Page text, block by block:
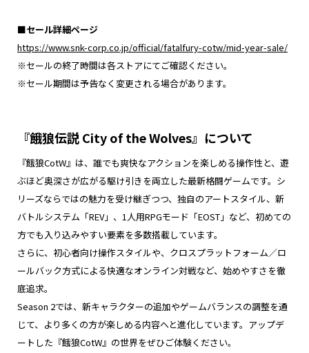
■セール詳細ページ
https://www.snk-corp.co.jp/official/fatalfury-cotw/mid-year-sale/
※セールの終了時間は各ストアにてご確認ください。
※セール期間は予告なく変更される場合があります。
『餓狼伝説 City of the Wolves』について
『餓狼CotW』は、誰でも爽快なアクションを楽しめる操作性と、遊
ぶほど奥深さが広がる駆け引きを両立した最新格闘ゲームです。シ
リーズならではの魅力を受け継ぎつつ、独自のアートスタイル、新
バトルシステム「REV」、1人用RPGモード「EOST」など、初めての
方でも入り込みやすい要素を多数搭載しています。
さらに、初心者向け操作スタイルや、クロスプラットフォーム／ロ
ールバック方式による快適なオンライン対戦など、始めやすさを徹
底追求。
Season 2では、新キャラクターの追加やゲームバランスの調整を通
じて、より多くの方が楽しめる内容へと進化しています。アップデ
ートした『餓狼CotW』の世界をぜひご体験ください。